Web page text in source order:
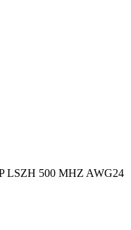
LSZH 500 MHZ AWG24